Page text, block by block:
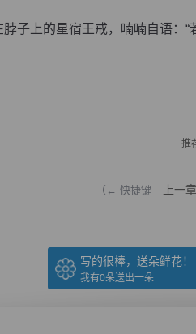
上的星宿王戒，喃喃自语：“
推
（← 快捷键 上一章
写的很棒，送朵鲜花！
我有0朵送出一朵